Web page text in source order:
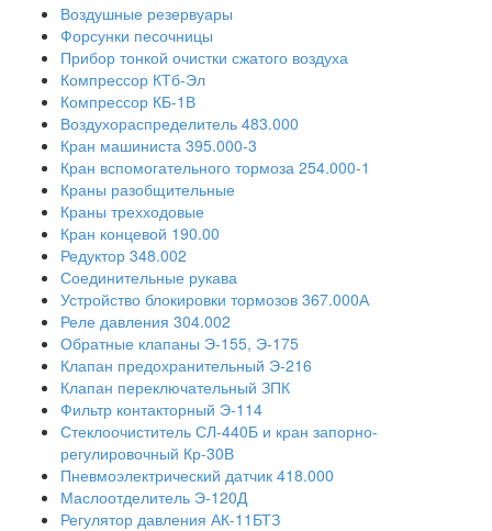
Воздушные резервуары
Форсунки песочницы
Прибор тонкой очистки сжатого воздуха
Компрессор КТб-Эл
Компрессор КБ-1В
Воздухораспределитель 483.000
Кран машиниста 395.000-3
Кран вспомогательного тормоза 254.000-1
Краны разобщительные
Краны трехходовые
Кран концевой 190.00
Редуктор 348.002
Соединительные рукава
Устройство блокировки тормозов 367.000А
Реле давления 304.002
Обратные клапаны Э-155, Э-175
Клапан предохранительный Э-216
Клапан переключательный ЗПК
Фильтр контакторный Э-114
Стеклоочиститель СЛ-440Б и кран запорно-
регулировочный Кр-30В
Пневмоэлектрический датчик 418.000
Маслоотделитель Э-120Д
Регулятор давления АК-11БТЗ